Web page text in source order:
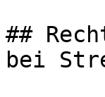
##
bei